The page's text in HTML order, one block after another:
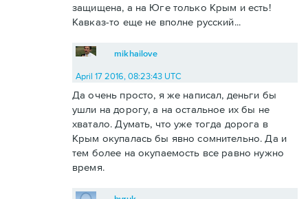
защищена, а на Юге только Крым и есть!
Кавказ-то еще не вполне русский...
mikhailove
April 17 2016, 08:23:43 UTC
Да очень просто, я же написал, деньги бы
ушли на дорогу, а на остальное их бы не
хватало. Думать, что уже тогда дорога в
Крым окупалась бы явно сомнительно. Да и
тем более на окупаемость все равно нужно
время.